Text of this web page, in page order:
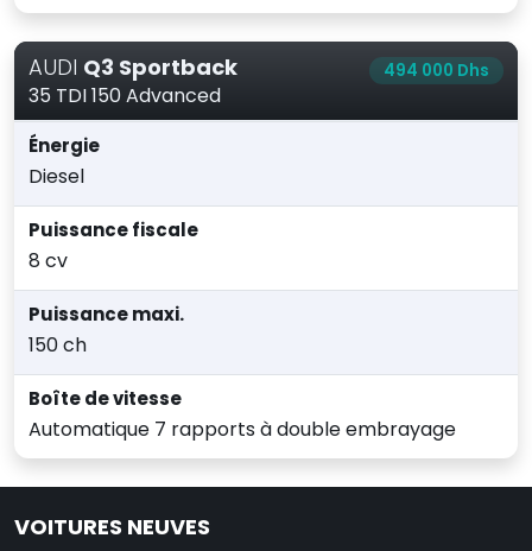
AUDI Q3 Sportback
35 TDI 150 Advanced
494 000 Dhs
Énergie
Diesel
Puissance fiscale
8 cv
Puissance maxi.
150 ch
Boîte de vitesse
Automatique 7 rapports à double embrayage
VOITURES NEUVES